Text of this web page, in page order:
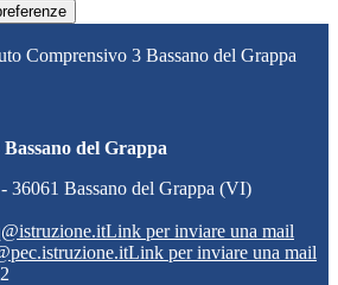
Comprensivo 3 Bassano del Grappa
del Grappa
36061 Bassano del Grappa (VI)
Link per inviare una mail
Link per inviare una mail